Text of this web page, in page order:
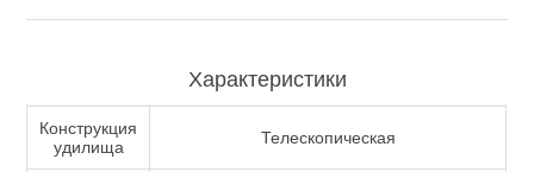
Характеристики
Конструкция
удилища
Телескопическая